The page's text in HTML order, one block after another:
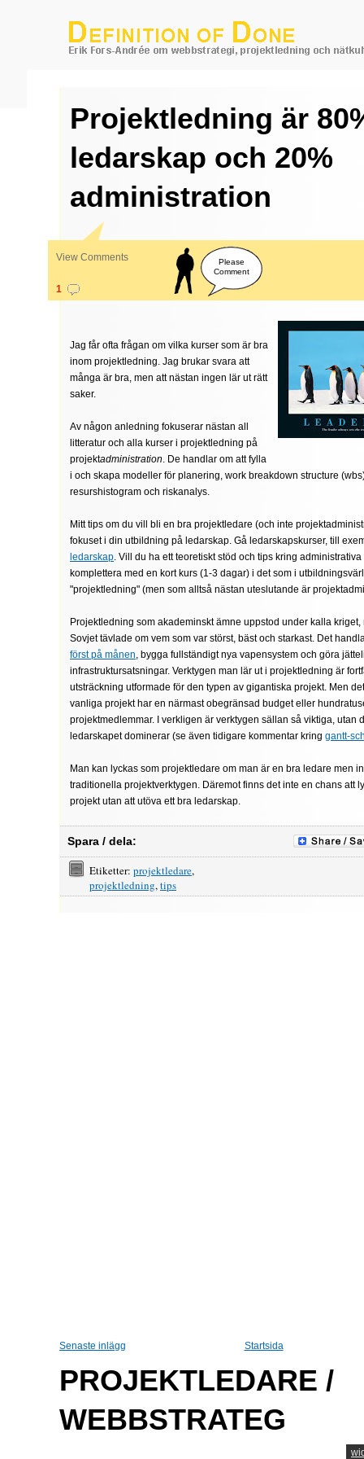
Projektledning är
ledarskap och 20%
administration
View Comments
1
Please
Comment
Jag får ofta frågan om vilka kurser som är bra
inom projektledning. Jag brukar svara att
många är bra, men att nästan ingen lär ut rätt
saker.
Av någon anledning fokuserar nästan all
litteratur och alla kurser i projektledning på
projektadministration. De handlar om att fylla
i och skapa modeller för planering, work breakdown structure
resurshistogram och riskanalys.
Mitt tips om du vill bli en bra projektledare (och inte
fokuset i din utbildning på ledarskap. Gå ledarskapskurser, till
ledarskap. Vill du ha ett teoretiskt stöd och tips kring administrativa
komplettera med en kort kurs (1-3 dagar) i det som i
"projektledning" (men som alltså nästan uteslutande är
Projektledning som akademinskt ämne uppstod under kalla kriget,
Sovjet tävlade om vem som var störst, bäst och starkast. Det
först på månen, bygga fullständigt nya vapensystem och göra
infrastruktursatsningar. Verktygen man lär ut i projektledning är
utsträckning utformade för den typen av gigantiska projekt. Men
vanliga projekt har en närmast obegränsad budget eller
projektmedlemmar. I verkligen är verktygen sällan så viktiga, utan
ledarskapet dominerar (se även tidigare kommentar kring gantt-
Man kan lyckas som projektledare om man är en bra ledare men
traditionella projektverktygen. Däremot finns det inte en chans att
projekt utan att utöva ett bra ledarskap.
Spara / dela:
Etiketter: projektledare,
projektledning,tips
Senaste inlägg Startsida
PROJEKTLEDARE /
WEBBSTRATEG